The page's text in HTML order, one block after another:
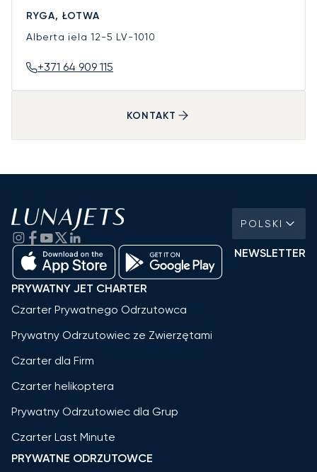
RYGA, ŁOTWA
Alberta iela 12-5 LV-1010
+371 64 909 115
KONTAKT
POLSKI
NEWSLETTER
PRYWATNY JET CHARTER
Czarter Prywatnego Odrzutowca
Prywatny Odrzutowiec ze Zwierzętami
Czarter dla Firm
Czarter helikoptera
Prywatny Odrzutowiec dla Grup
Czarter Last Minute
PRYWATNE ODRZUTOWCE